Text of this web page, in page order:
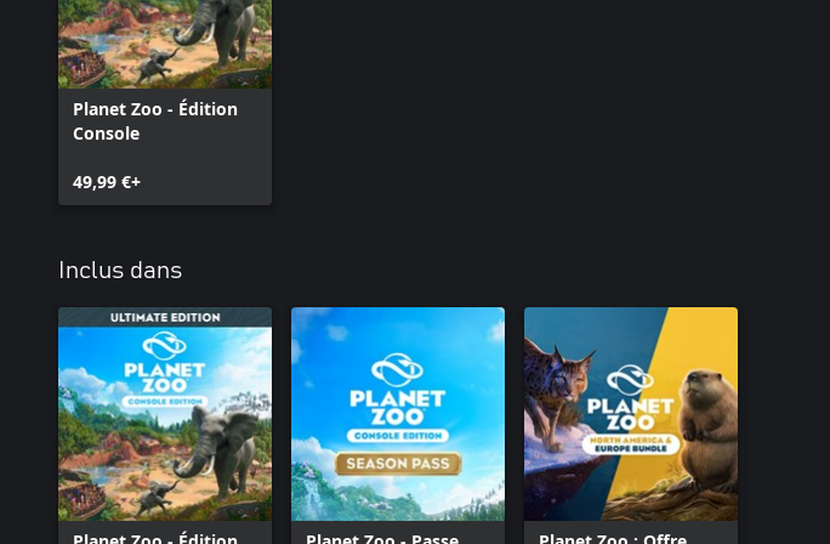
Planet Zoo - Édition
Console
49,99 €+
Inclus dans